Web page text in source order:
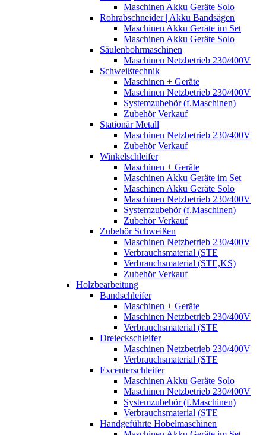
Maschinen Akku Geräte Solo
Rohrabschneider | Akku Bandsägen
Maschinen Akku Geräte im Set
Maschinen Akku Geräte Solo
Säulenbohrmaschinen
Maschinen Netzbetrieb 230/400V
Schweißtechnik
Maschinen + Geräte
Maschinen Netzbetrieb 230/400V
Systemzubehör (f.Maschinen)
Zubehör Verkauf
Stationär Metall
Maschinen Netzbetrieb 230/400V
Zubehör Verkauf
Winkelschleifer
Maschinen + Geräte
Maschinen Akku Geräte im Set
Maschinen Akku Geräte Solo
Maschinen Netzbetrieb 230/400V
Systemzubehör (f.Maschinen)
Zubehör Verkauf
Zubehör Schweißen
Maschinen Netzbetrieb 230/400V
Verbrauchsmaterial (STE
Verbrauchsmaterial (STE,KS)
Zubehör Verkauf
Holzbearbeitung
Bandschleifer
Maschinen + Geräte
Maschinen Netzbetrieb 230/400V
Verbrauchsmaterial (STE
Dreieckschleifer
Maschinen Netzbetrieb 230/400V
Verbrauchsmaterial (STE
Excenterschleifer
Maschinen Akku Geräte Solo
Maschinen Netzbetrieb 230/400V
Systemzubehör (f.Maschinen)
Verbrauchsmaterial (STE
Handgeführte Hobelmaschinen